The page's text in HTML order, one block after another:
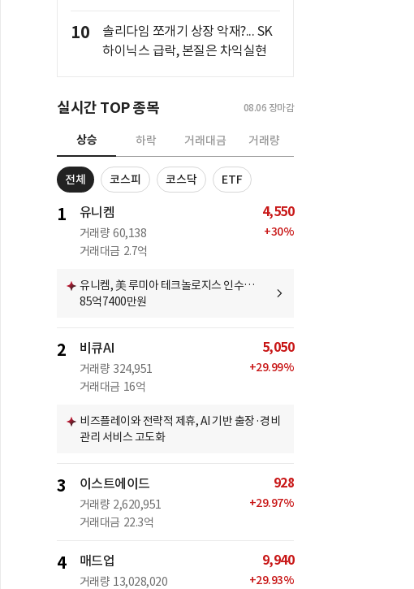
10
솔리다임 쪼개기 상장 악재?... SK
하이닉스 급락, 본질은 차익실현
실시간 TOP 종목 08.06 장마감
상승 하락 거래대금 거래량
전체 코스피 코스닥 ETF
1 유니켐
거래량 60,138
거래대금 2.7억
4,550
+30%
유니켐, 美 루미아 테크놀로지스 인수…
85억7400만원
2 비큐AI
거래량 324,951
거래대금 16억
5,050
+29.99%
비즈플레이와 전략적 제휴, AI 기반 출장·경비
관리 서비스 고도화
3 이스트에이드
거래량 2,620,951
거래대금 22.3억
928
+29.97%
4 매드업
거래량 13,028,020
9,940
+29.93%